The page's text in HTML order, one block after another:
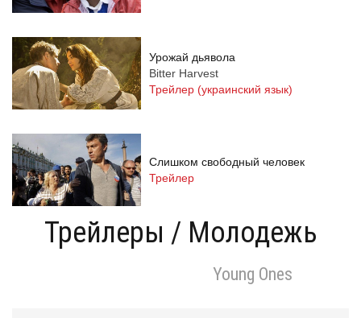
Трейлеры / Молодежь
Young Ones
Урожай дьявола
Bitter Harvest
Трейлер (украинский язык)
Слишком свободный человек
Трейлер